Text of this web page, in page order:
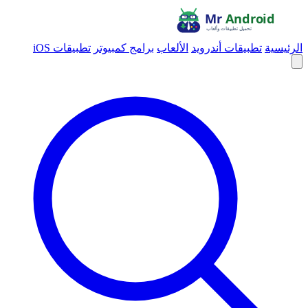
الرئيسية تطبيقات أندرويد الألعاب برامج كمبيوتر تطبيقات iOS